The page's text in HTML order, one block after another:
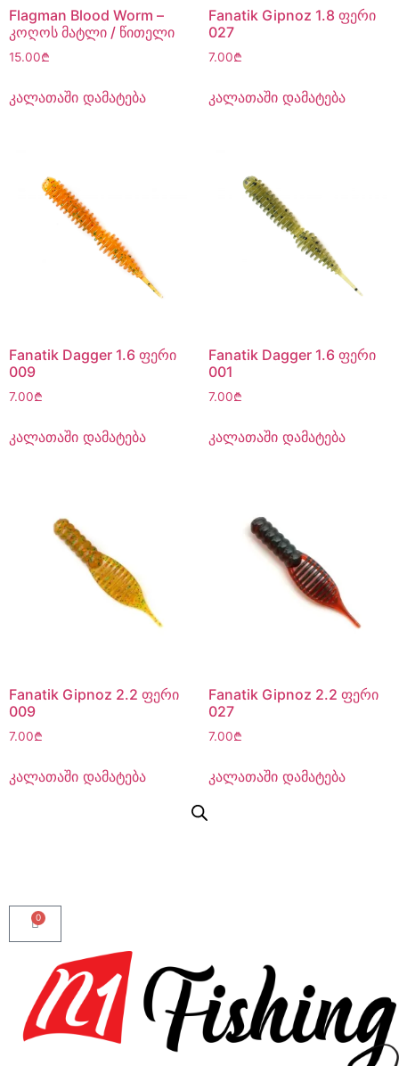
Flagman Blood Worm –
კოღოს მატლი / წითელი
15.00₾
კალათაში დამატება
Fanatik Gipnoz 1.8 ფერი
027
7.00₾
კალათაში დამატება
Fanatik Dagger 1.6 ფერი
009
7.00₾
კალათაში დამატება
Fanatik Dagger 1.6 ფერი
001
7.00₾
კალათაში დამატება
Fanatik Gipnoz 2.2 ფერი
009
7.00₾
კალათაში დამატება
Fanatik Gipnoz 2.2 ფერი
027
7.00₾
კალათაში დამატება
0